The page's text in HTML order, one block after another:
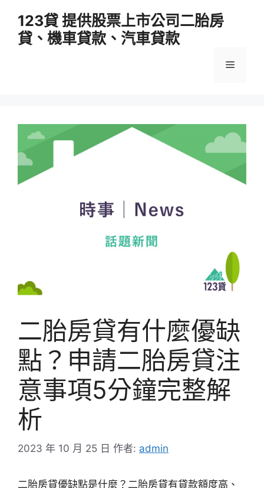
123貸 提供股票上市公司二胎房
貸、機車貸款、汽車貸款
選
二胎房貸有什麼優缺
點？申請二胎房貸注
意事項5分鐘完整解
析
2023 年 10 月 25 日 作者: admin
二胎房貸優缺點是什麼？二胎房貸有貸款額度高、